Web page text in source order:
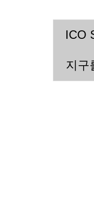
ICO
지구